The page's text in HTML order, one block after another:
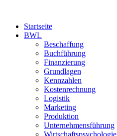
Startseite
BWL
Beschaffung
Buchführung
Finanzierung
Grundlagen
Kennzahlen
Kostenrechnung
Logistik
Marketing
Produktion
Unternehmensführung
Wirtschaftspsychologie